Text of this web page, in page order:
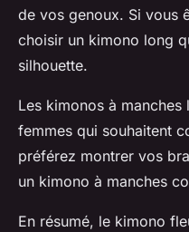
de vos genoux. Si vous
choisir un kimono long
silhouette.
Les kimonos à
femmes qui souhaitent
préférez montrer vos
un kimono à manches
En résumé, le kimono